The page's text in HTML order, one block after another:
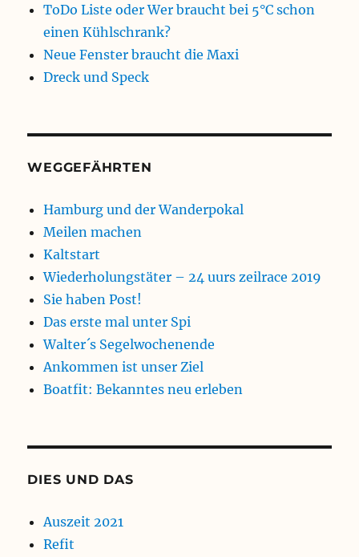
ToDo Liste oder Wer braucht bei 5°C schon
einen Kühlschrank?
Neue Fenster braucht die Maxi
Dreck und Speck
WEGGEFÄHRTEN
Hamburg und der Wanderpokal
Meilen machen
Kaltstart
Wiederholungstäter – 24 uurs zeilrace 2019
Sie haben Post!
Das erste mal unter Spi
Walter´s Segelwochenende
Ankommen ist unser Ziel
Boatfit: Bekanntes neu erleben
DIES UND DAS
Auszeit 2021
Refit